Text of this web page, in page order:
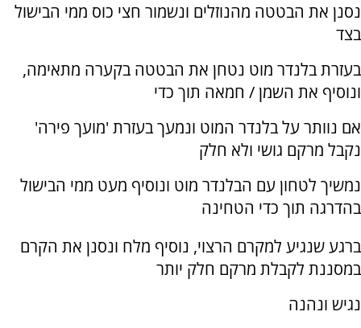
נסנן את הבטטה מהנוזלים ונשמור חצי כוס ממי הבישול
בצד
בעזרת בלנדר מוט נטחן את הבטטה בקערה מתאימה,
ונוסיף את השמן / חמאה תוך כדי
אם נוותר על בלנדר המוט ונמעך בעזרת 'מועך פירה'
נקבל מרקם גושי ולא חלק
נמשיך לטחון עם הבלנדר מוט ונוסיף מעט ממי הבישול
בהדרגה תוך כדי הטחינה
ברגע שנגיע למקרם הרצוי, נוסיף מלח ונסנן את הקרם
במסננת לקבלת מרקם חלק יותר
נגיש ונהנה